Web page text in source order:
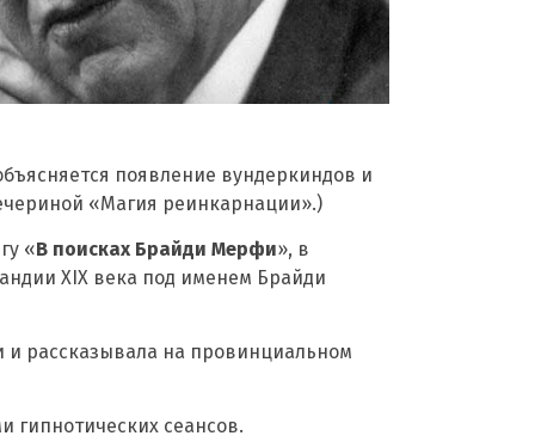
появление вундеркиндов и
«Магия реинкарнации».)
«В поисках Брайди Мерфи», в
XIX века под именем Брайди
и рассказывала на провинциальном
сеансов.